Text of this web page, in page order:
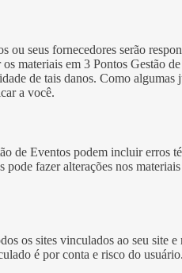
ou seus fornecedores serão
materiais em 3 Pontos Gestão
de tais danos. Como
a você.
de Eventos podem incluir erros
fazer alterações nos
os sites vinculados ao seu
é por conta e risco do usuário.